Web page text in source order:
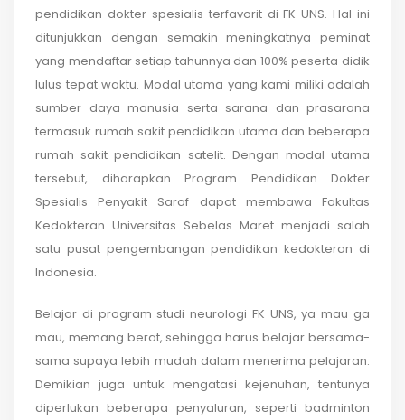
pendidikan dokter spesialis terfavorit di FK UNS. Hal ini
ditunjukkan dengan semakin meningkatnya peminat
yang mendaftar setiap tahunnya dan 100% peserta didik
lulus tepat waktu. Modal utama yang kami miliki adalah
sumber daya manusia serta sarana dan prasarana
termasuk rumah sakit pendidikan utama dan beberapa
rumah sakit pendidikan satelit. Dengan modal utama
tersebut, diharapkan Program Pendidikan Dokter
Spesialis Penyakit Saraf dapat membawa Fakultas
Kedokteran Universitas Sebelas Maret menjadi salah
satu pusat pengembangan pendidikan kedokteran di
Indonesia.
Belajar di program studi neurologi FK UNS, ya mau ga
mau, memang berat, sehingga harus belajar bersama-
sama supaya lebih mudah dalam menerima pelajaran.
Demikian juga untuk mengatasi kejenuhan, tentunya
diperlukan beberapa penyaluran, seperti badminton